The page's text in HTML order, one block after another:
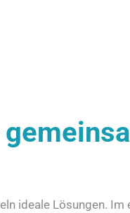
ideale Lösungen. Im